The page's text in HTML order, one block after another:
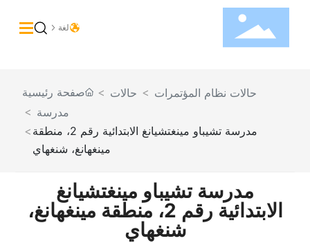
حول
حلول
مدونة
دعم
لغة
صفحة رئيسية حالات
حالات نظام المؤتمرات
مدرسة
مدرسة تشيباو مينغتشيانغ الابتدائية رقم 2، منطقة
مينغهانغ، شنغهاي
مدرسة تشيباو مينغتشيانغ
الابتدائية رقم 2، منطقة مينغهانغ،
شنغهاي